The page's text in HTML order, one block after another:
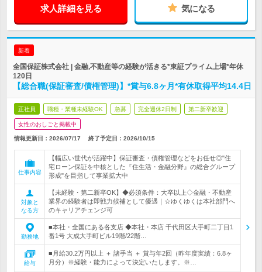
求人詳細を見る 気になる
新着
全国保証株式会社 | 金融,不動産等の経験が活きる*東証プライム上場*年休
120日
【総合職(保証審査/債権管理)】*賞与6.8ヶ月*有休取得平均14.4日
正社員 職種・業種未経験OK 急募 完全週休2日制 第二新卒歓迎
女性のおしごと掲載中
情報更新日：2026/07/17 終了予定日： 2026/10/15
仕事内容
【幅広い世代が活躍中】保証審査・債権管理などをお任せ◎"住
宅ローン保証を中核とした『住生活・金融分野』の総合グループ
形成"を目指して事業拡大中
対象と
なる方
【未経験・第二新卒OK】◆必須条件：大卒以上◇金融・不動産
業界の経験者は即戦力候補として優遇｜☆ゆくゆくは本社部門へ
のキャリアチェンジ可
勤務地
■本社・全国にある各支店 ◆本社・本店 千代田区大手町二丁目1
番1号 大成大手町ビル19階/22階…
給与
■月給30.2万円以上 ＋ 諸手当 ＋ 賞与年2回（昨年度実績：6.8ヶ
月分）※経験・能力によって決定いたします。※…